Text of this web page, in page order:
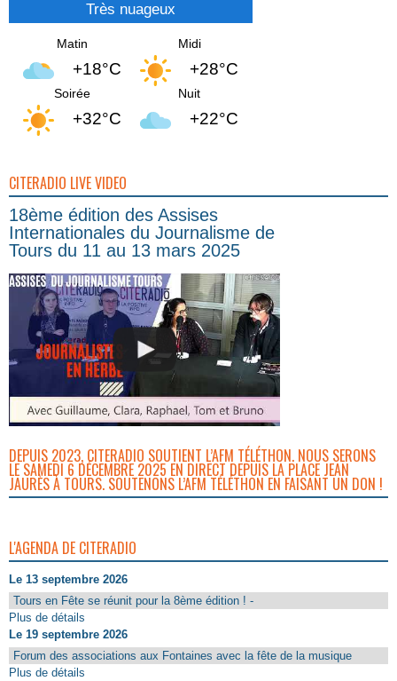
Très nuageux
Matin
+18°C
Midi
+28°C
Soirée
+32°C
Nuit
+22°C
CITERADIO LIVE VIDEO
18ème édition des Assises
Internationales du Journalisme de
Tours du 11 au 13 mars 2025
DEPUIS 2023, CITERADIO SOUTIENT L’AFM TÉLÉTHON. NOUS SERONS
LE SAMEDI 6 DÉCEMBRE 2025 EN DIRECT DEPUIS LA PLACE JEAN
JAURÈS À TOURS. SOUTENONS L’AFM TÉLÉTHON EN FAISANT UN DON !
L'AGENDA DE CITERADIO
Le 13 septembre 2026
Tours en Fête se réunit pour la 8ème édition ! -
Plus de détails
Le 19 septembre 2026
Forum des associations aux Fontaines avec la fête de la musique
Plus de détails